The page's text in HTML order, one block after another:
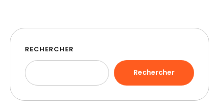
RECHERCHER
Rechercher